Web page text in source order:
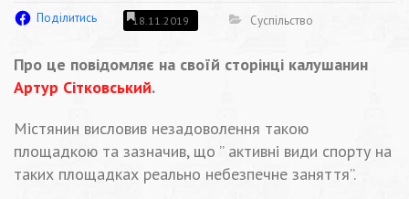
Поділитись 18.11.2019 Суспільство
Про це повідомляє на своїй сторінці калушанин
Артур Сітковський.
Містянин висловив незадоволення такою
площадкою та зазначив, що ” активні види спорту на
таких площадках реально небезпечне заняття”.